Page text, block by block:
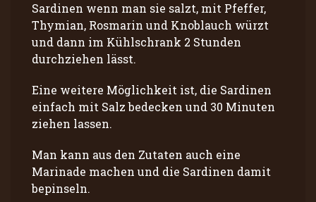
Sardinen wenn man sie salzt, mit Pfeffer,
Thymian, Rosmarin und Knoblauch würzt
und dann im Kühlschrank 2 Stunden
durchziehen lässt.
Eine weitere Möglichkeit ist, die Sardinen
einfach mit Salz bedecken und 30 Minuten
ziehen lassen.
Man kann aus den Zutaten auch eine
Marinade machen und die Sardinen damit
bepinseln.